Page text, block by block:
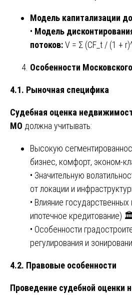
Модель капитализации
• Модель
потоков:V = Σ (CF_t / (1 +
Особенности
4.1. Рыночная специфика
Судебная оценка
МО должна учитывать:
Высокую
бизнес, комфорт, эконом-
• Значительную
от локации и
• Влияние
ипотечное кредитование)
• Особенности
регулирования и
4.2. Правовые особенности
Проведение судебной оценки